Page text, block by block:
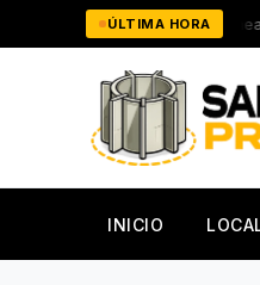
al
ÚLTIMA HORA
y la Línea Organizativa
INICIO